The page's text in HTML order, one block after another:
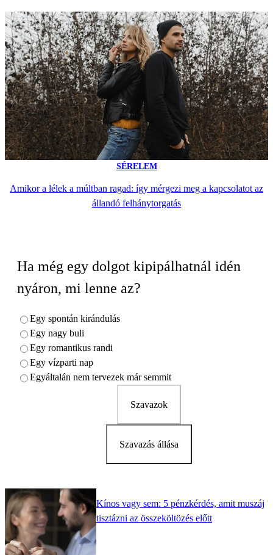
SÉRELEM
Amikor a lélek a múltban ragad: így mérgezi meg a kapcsolatot az
állandó felhánytorgatás
Ha még egy dolgot kipipálhatnál idén
nyáron, mi lenne az?
Egy spontán kirándulás
Egy nagy buli
Egy romantikus randi
Egy vízparti nap
Egyáltalán nem tervezek már semmit
Szavazok
Szavazás állása
Kínos vagy sem: 5 pénzkérdés, amit muszáj
tisztázni az összeköltözés előtt